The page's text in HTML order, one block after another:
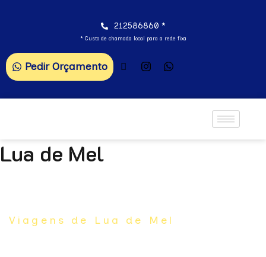
212586860 *
* Custo de chamada local para a rede fixa
Pedir Orçamento
Lua de Mel
Viagens de Lua de Mel